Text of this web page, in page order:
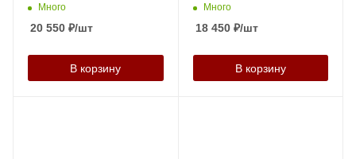
Много
20 550 ₽/шт
В корзину
Много
18 450₽/шт
В корзину